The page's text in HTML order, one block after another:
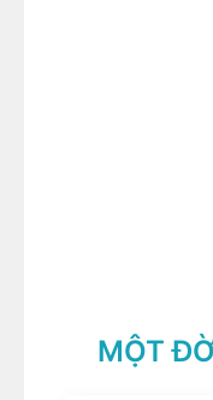
MỘT